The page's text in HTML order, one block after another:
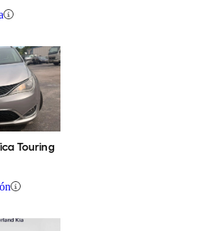
Touring